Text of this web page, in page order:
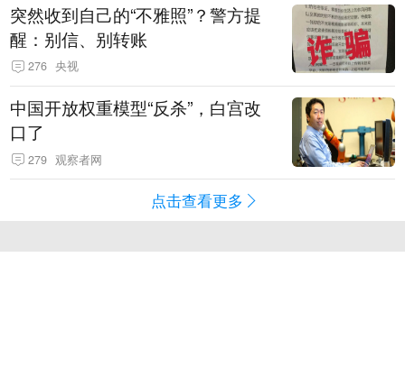
突然收到自己的“不雅照”？警方提
醒：别信、别转账
276 央视
中国开放权重模型“反杀”，白宫改
口了
279 观察者网
点击查看更多